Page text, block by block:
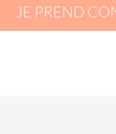
JE PREND